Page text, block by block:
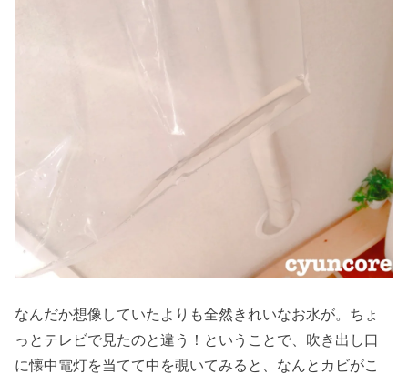
なんだか想像していたよりも全然きれいなお水が。ちょ
っとテレビで見たのと違う！ということで、吹き出し口
に懐中電灯を当てて中を覗いてみると、なんとカビがこ